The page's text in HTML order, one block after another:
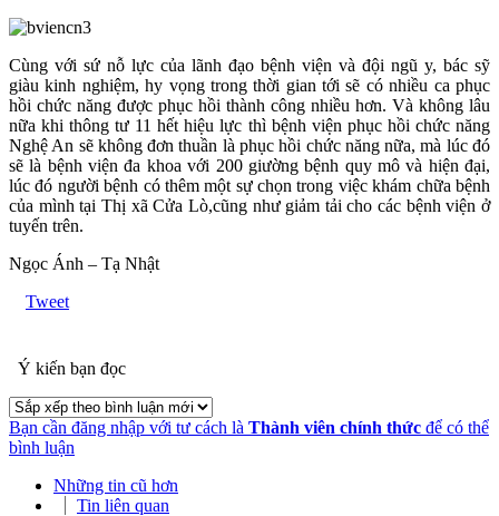
Cùng với sứ nỗ lực của lãnh đạo bệnh viện và đội ngũ y, bác sỹ
giàu kinh nghiệm, hy vọng trong thời gian tới sẽ có nhiều ca phục
hồi chức năng được phục hồi thành công nhiều hơn. Và không lâu
nữa khi thông tư 11 hết hiệu lực thì bệnh viện phục hồi chức năng
Nghệ An sẽ không đơn thuần là phục hồi chức năng nữa, mà lúc đó
sẽ là bệnh viện đa khoa với 200 giường bệnh quy mô và hiện đại,
lúc đó người bệnh có thêm một sự chọn trong việc khám chữa bệnh
của mình tại Thị xã Cửa Lò,cũng như giảm tải cho các bệnh viện ở
tuyến trên.
Ngọc Ánh – Tạ Nhật
Tweet
Ý kiến bạn đọc
Bạn cần đăng nhập với tư cách là Thành viên chính thức để có thể
bình luận
Những tin cũ hơn
Tin liên quan